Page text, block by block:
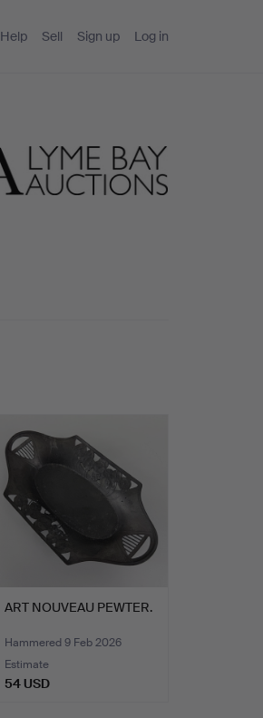
Help Sell Sign up Log in
ART NOUVEAU PEWTER.
Hammered 9 Feb 2026
Estimate
54 USD